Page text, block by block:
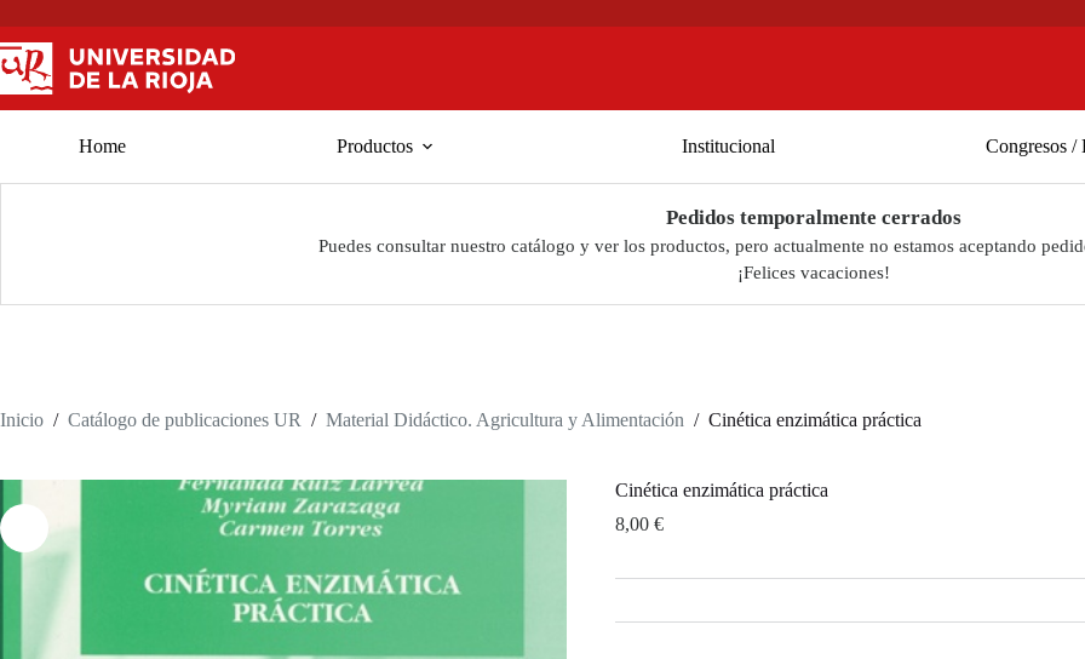
al
contenido
Home
Productos Institucional Congresos /
Pedidos temporalmente cerrados
Puedes consultar nuestro catálogo y ver los productos, pero actualmente no estamos aceptando
¡Felices vacaciones!
Inicio / Catálogo de publicaciones UR / Material Didáctico. Agricultura y Alimentación / Cinética enzimática práctica
Cinética enzimática práctica
8,00 €